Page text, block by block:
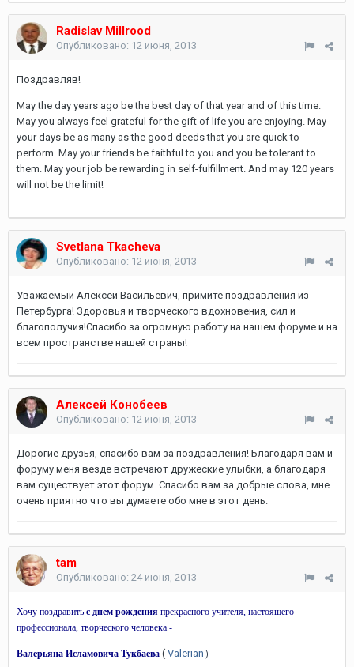
Radislav Millrood
Опубликовано: 12 июня, 2013
Поздравляв!
May the day years ago be the best day of that year and of this time.
May you always feel grateful for the gift of life you are enjoying. May
your days be as many as the good deeds that you are quick to
perform. May your friends be faithful to you and you be tolerant to
them. May your job be rewarding in self-fulfillment. And may 120 years
will not be the limit!
Svetlana Tkacheva
Опубликовано: 12 июня, 2013
Уважаемый Алексей Васильевич, примите поздравления из
Петербурга! Здоровья и творческого вдохновения, сил и
благополучия!Спасибо за огромную работу на нашем форуме и на
всем пространстве нашей страны!
Алексей Конобеев
Опубликовано: 12 июня, 2013
Дорогие друзья, спасибо вам за поздравления! Благодаря вам и
форуму меня везде встречают дружеские улыбки, а благодаря
вам существует этот форум. Спасибо вам за добрые слова, мне
очень приятно что вы думаете обо мне в этот день.
tam
Опубликовано: 24 июня, 2013
Хочу поздравить с днем рождения прекрасного учителя, настоящего
профессионала, творческого человека -
Валерьяна Исламовича Тукбаева ( Valerian )